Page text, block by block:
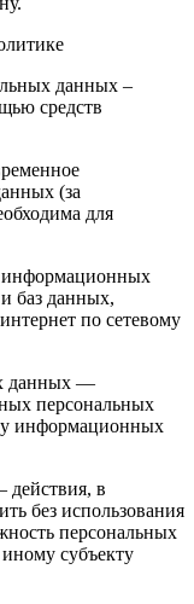
данных –
средств
(за
для
информационных
баз данных,
по сетевому
данных —
персональных
информационных
в
без использования
персональных
субъекту